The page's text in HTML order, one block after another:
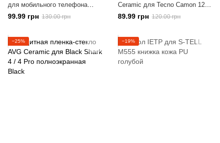
для мобильного телефона
мешочек тканевый
99.99 грн 130.00 грн
Ceramic для Tecno Camon 12
Air (CC6) полноэкранная Black
89.99 грн 120.00 грн
−25% −19%